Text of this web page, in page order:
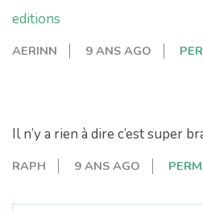
editions
AERINN 9 ANS AGO
Il n’y a rien à dire c’est super
RAPH 9 ANS AGO